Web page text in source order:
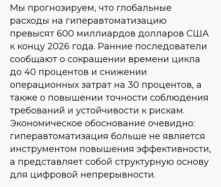
Мы прогнозируем, что глобальные
расходы на гиперавтоматизацию
превысят 600 миллиардов долларов США
к концу 2026 года. Ранние последователи
сообщают о сокращении времени цикла
до 40 процентов и снижении
операционных затрат на 30 процентов, а
также о повышении точности соблюдения
требований и устойчивости к рискам.
Экономическое обоснование очевидно:
гиперавтоматизация больше не является
инструментом повышения эффективности,
а представляет собой структурную основу
для цифровой непрерывности.